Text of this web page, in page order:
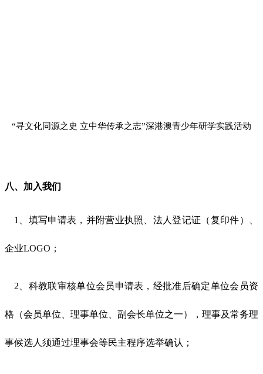
“寻文化同源之史 立中华传承之志”深港澳青少年研学实践活动
八、加入我们
1、填写申请表，并附营业执照、法人登记证（复印件）
企业LOGO ；
2、科教联审核单位会员申请表，经批准后确定单位会员资
格（会员单位、理事单位、副会长单位之一） ， 理事及常务理
事候选人须通过理事会等民主程序选举确认 ；